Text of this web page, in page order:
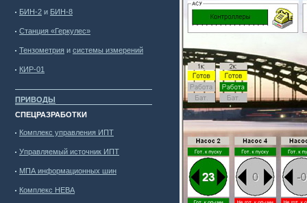
БИН-2 и БИН-8
Станция «Геркулес»
Тензометрия и системы измерений
КИР-01
ПРИВОДЫ
СПЕЦРАЗРАБОТКИ
Комплекс управления ИПТ
Управляемый источник ИПТ
МПА информационных шин
Комплекс НЕВА